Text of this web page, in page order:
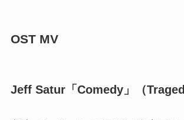
OST MV
Jeff Satur「Comedy」（